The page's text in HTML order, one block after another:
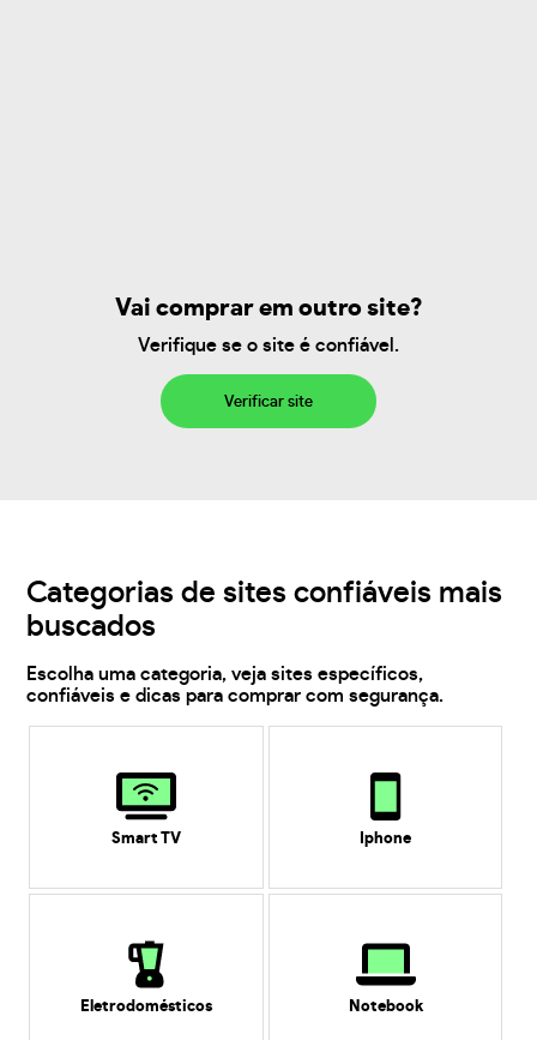
Vai comprar em outro site?
Verifique se o site é confiável.
Verificar site
Categorias de sites confiáveis mais
buscados
Escolha uma categoria, veja sites específicos,
confiáveis e dicas para comprar com segurança.
Smart TV Iphone
Eletrodomésticos Notebook